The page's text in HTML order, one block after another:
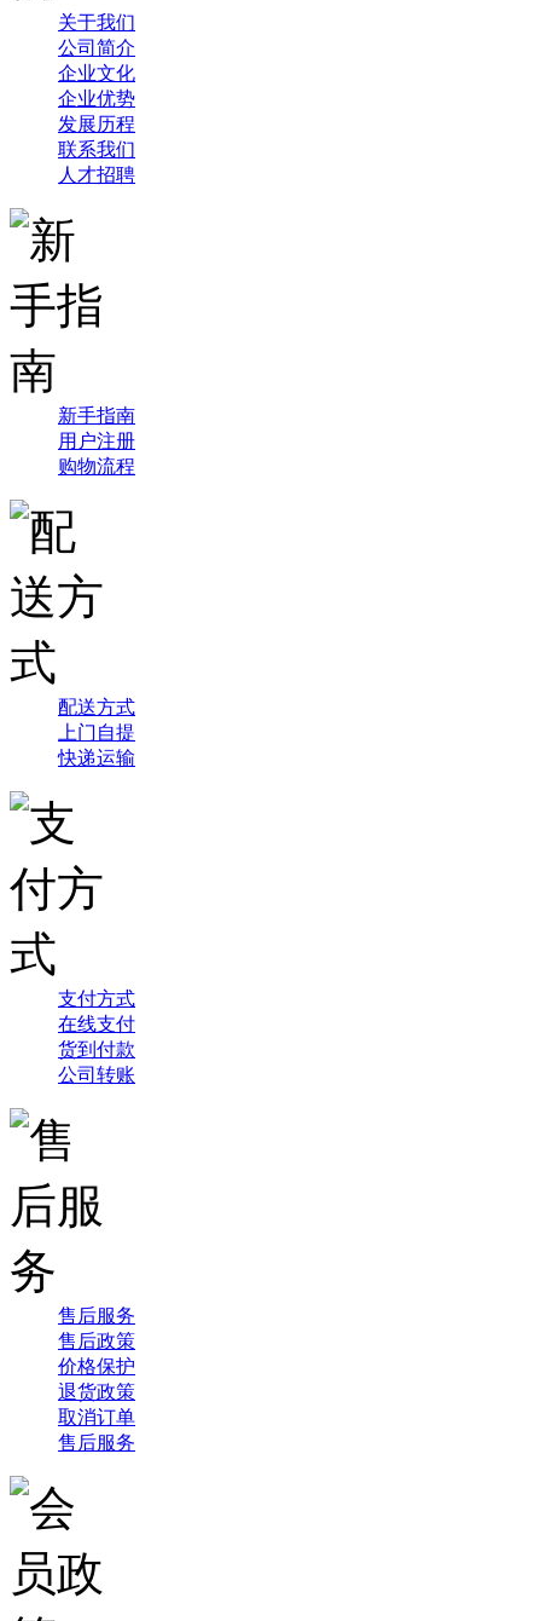
关于我们
公司简介
企业文化
企业优势
发展历程
联系我们
人才招聘
新手指南
用户注册
购物流程
配送方式
上门自提
快递运输
支付方式
在线支付
货到付款
公司转账
售后服务
售后政策
价格保护
退货政策
取消订单
售后服务